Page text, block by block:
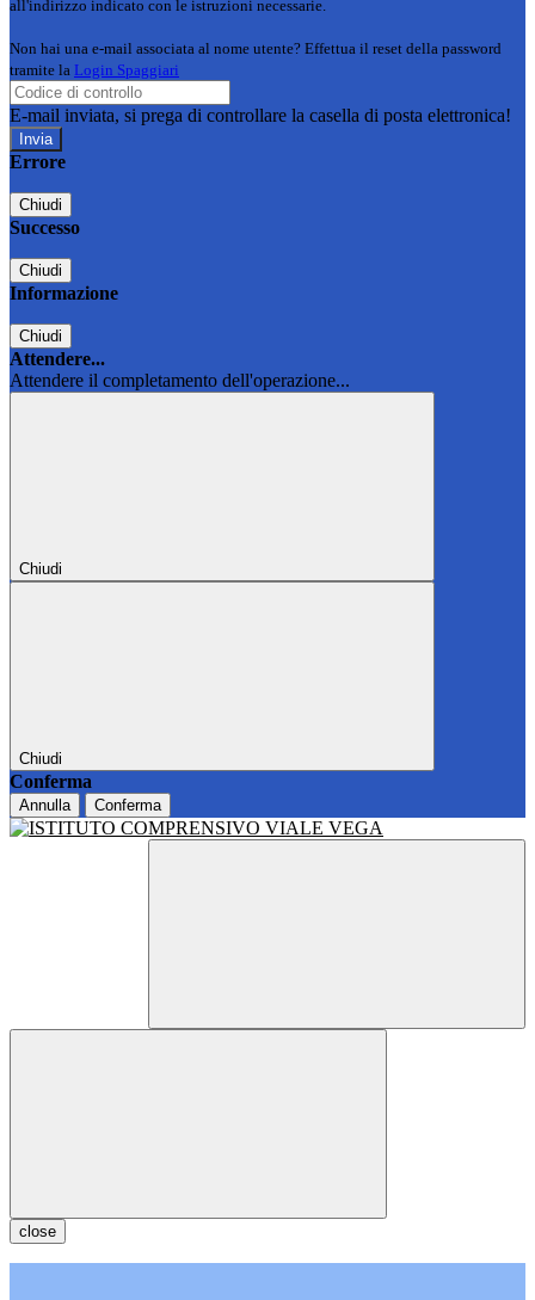
all'indirizzo indicato con le istruzioni necessarie.
Non hai una e-mail associata al nome utente? Effettua il reset della password
tramite la Login Spaggiari
E-mail inviata, si prega di controllare la casella di posta elettronica!
Errore
Chiudi
Successo
Chiudi
Informazione
Chiudi
Attendere...
Attendere il completamento dell'operazione...
Chiudi
Chiudi
Conferma
Annulla Conferma
close